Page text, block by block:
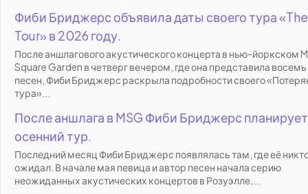
Фиби Бриджерс объявила даты своего тура
Tour» в 2026 году.
После аншлагового акустического концерта в нью-йоркском
Square Garden в четверг вечером, где она представила
песен, Фиби Бриджерс раскрыла подробности своего
тура»...
После аншлага в MSG Фиби Бриджерс планирует
осенний тур.
Последний месяц Фиби Бриджерс появлялась там, где её
ожидал. В начале мая певица и автор песен начала серию
неожиданных акустических концертов в Розуэлле,...